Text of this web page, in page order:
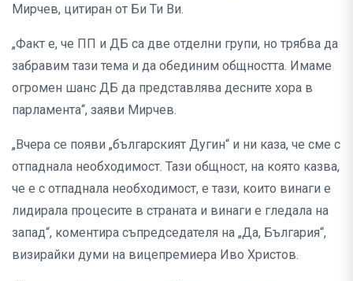
Мирчев, цитиран от Би Ти Ви.
„Факт е, че ПП и ДБ са две отделни групи, но трябва да
забравим тази тема и да обединим общността. Имаме
огромен шанс ДБ да представлява десните хора в
парламента“, заяви Мирчев.
„Вчера се появи „българският Дугин“ и ни каза, че сме с
отпаднала необходимост. Тази общност, на която казва,
че е с отпаднала необходимост, е тази, които винаги е
лидирала процесите в страната и винаги е гледала на
запад“, коментира съпредседателя на „Да, България“,
визирайки думи на вицепремиера Иво Христов.